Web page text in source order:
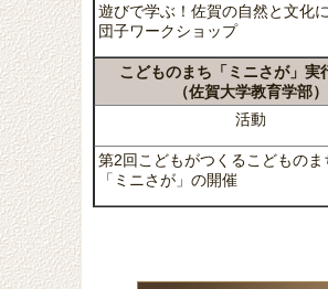
遊びで学ぶ！佐賀の自然と文化
団子ワークショップ
こどものまち「ミニさが」実
（佐賀大学教育学部）
活動
第2回こどもがつくるこどものま
「ミニさが」の開催